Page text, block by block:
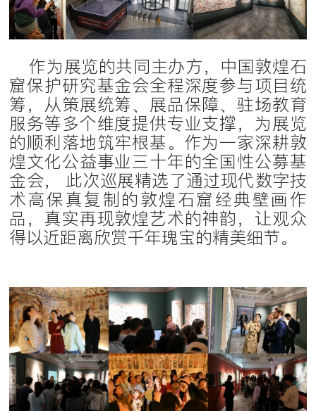
作为展览的共同主办方，中国敦煌石
窟保护研究基金会全程深度参与项目统
筹，从策展统筹、展品保障、驻场教育
服务等多个维度提供专业支撑，为展览
的顺利落地筑牢根基。作为一家深耕敦
煌文化公益事业三十年的全国性公募基
金会， 此次巡展精选了通过现代数字技
术高保真复制的敦煌石窟经典壁画作
品，真实再现敦煌艺术的神韵，让观众
得以近距离欣赏千年瑰宝的精美细节。